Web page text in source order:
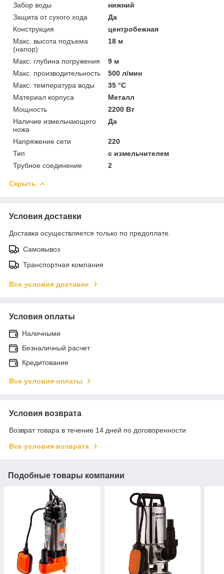
Забор воды
нижний
Защита от сухого хода
Да
Конструкция
центробежная
Макс. высота подъема
(напор)
18 м
Макс. глубина погружения
9 м
Макс. производительность
500 л/мин
Макс. температура воды
35 °C
Материал корпуса
Металл
Мощность
2200 Вт
Наличие измельчающего
ножа
Да
Напряжение сети
220
Тип
с измельчителем
Трубное соединение
2
Скрыть
Условия доставки
Доставка осуществляется только по предоплате.
Самовывоз
Транспортная компания
Все условия доставки
Условия оплаты
Наличными
Безналичный расчет
Кредитование
Все условия оплаты
Условия возврата
Возврат товара в течение 14 дней по договоренности
Все условия возврата
Подобные товары компании